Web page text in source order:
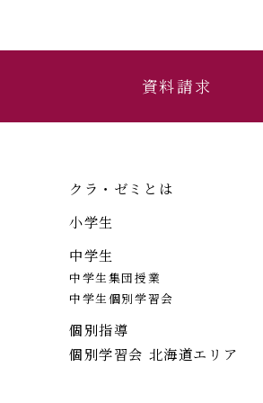
資料請求
クラ・ゼミとは
小学生
中学生
中学生集団授業
中学生個別学習会
個別指導
個別学習会 北海道エリア